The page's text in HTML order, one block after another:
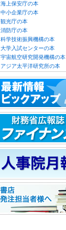
海上保安庁の本
中小企業庁の本
観光庁の本
消防庁の本
科学技術振興機構の本
大学入試センターの本
宇宙航空研究開発機構の本
アジア太平洋研究所の本